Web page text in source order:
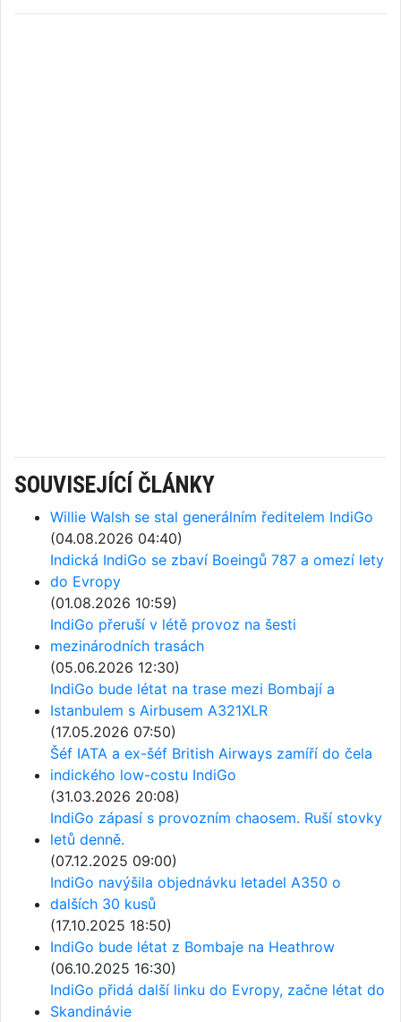
SOUVISEJÍCÍ ČLÁNKY
Willie Walsh se stal generálním ředitelem IndiGo
(04.08.2026 04:40)
Indická IndiGo se zbaví Boeingů 787 a omezí lety
do Evropy
(01.08.2026 10:59)
IndiGo přeruší v létě provoz na šesti
mezinárodních trasách
(05.06.2026 12:30)
IndiGo bude létat na trase mezi Bombají a
Istanbulem s Airbusem A321XLR
(17.05.2026 07:50)
Šéf IATA a ex-šéf British Airways zamíří do čela
indického low-costu IndiGo
(31.03.2026 20:08)
IndiGo zápasí s provozním chaosem. Ruší stovky
letů denně.
(07.12.2025 09:00)
IndiGo navýšila objednávku letadel A350 o
dalších 30 kusů
(17.10.2025 18:50)
IndiGo bude létat z Bombaje na Heathrow
(06.10.2025 16:30)
IndiGo přidá další linku do Evropy, začne létat do
Skandinávie